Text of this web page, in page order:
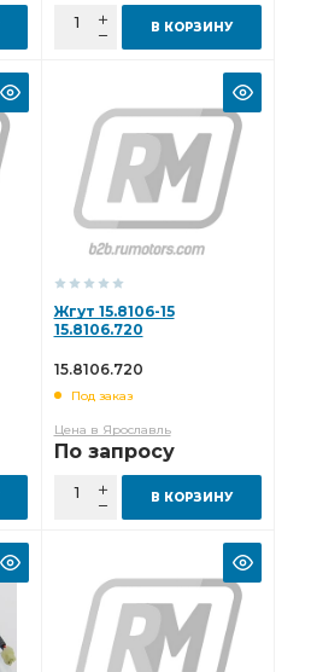
В КОРЗИНУ
Жгут 15.8106-15
15.8106.720
15.8106.720
Под заказ
Цена в Ярославль
По запросу
В КОРЗИНУ